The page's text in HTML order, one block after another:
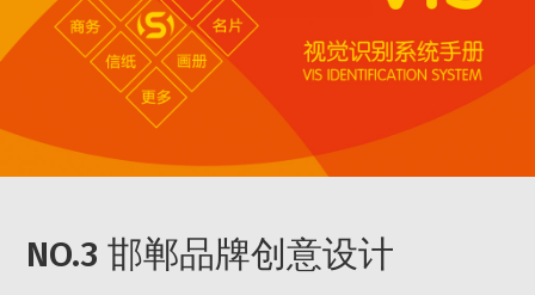
NO.3 邯郸品牌创意设计